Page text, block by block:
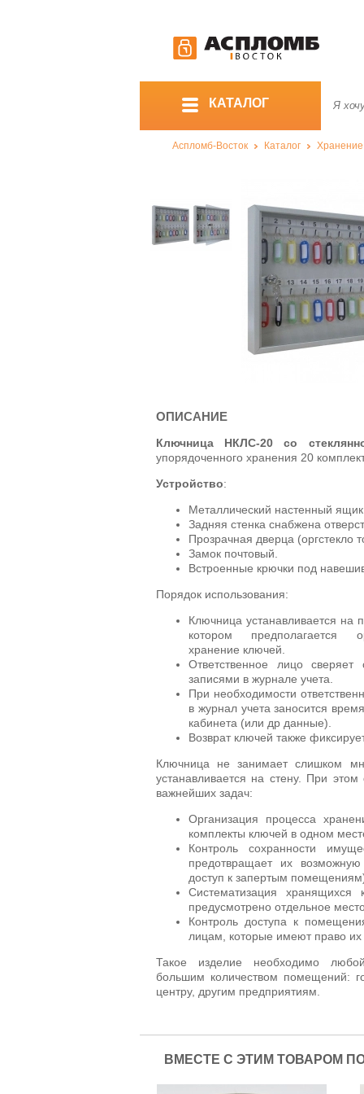
КАТАЛОГ
Аспломб-Восток Каталог
ОПИСАНИЕ
Ключница НКЛС-20 со
упорядоченного хранения 20
Устройство:
Металлический настенный
Задняя стенка снабжена
Прозрачная дверца (оргстекло
Замок почтовый.
Встроенные крючки под
Порядок использования:
Ключница устанавливается на
котором предполагается
хранение ключей.
Ответственное лицо
записями в журнале учета.
При необходимости
в журнал учета заносится
кабинета (или др данные).
Возврат ключей также
Ключница не занимает слишком
устанавливается на стену. При
важнейших задач:
Организация процесса
комплекты ключей в одном
Контроль сохранности
предотвращает их
доступ к запертым
Систематизация хранящихся
предусмотрено отдельное
Контроль доступа к
лицам, которые имеют право их
Такое изделие необходимо
большим количеством помещений:
центру, другим предприятиям.
ВМЕСТЕ С ЭТИМ ТОВАРОМ